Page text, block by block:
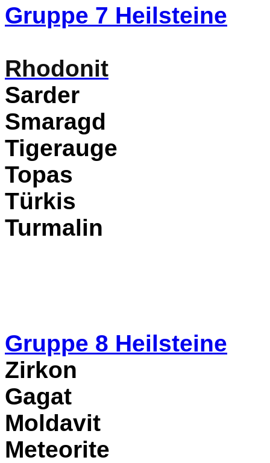
Gruppe 7 Heilsteine
Rhodonit
Sarder
Smaragd
Tigerauge
Topas
Türkis
Turmalin
Gruppe 8 Heilsteine
Zirkon
Gagat
Moldavit
Meteorite